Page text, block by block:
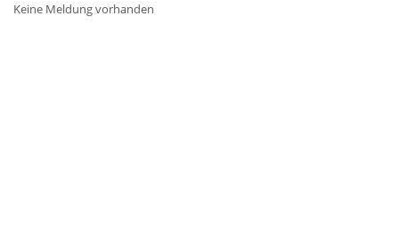
Keine Meldung vorhanden